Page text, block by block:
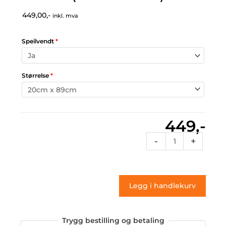
449,00,- inkl. mva
Speilvendt *
Størrelse *
449,-
-
148
antall
+
Legg i handlekurv
Trygg bestilling og betaling